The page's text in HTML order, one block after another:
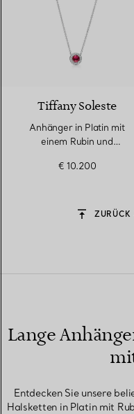
Tiffany Soleste
Anhänger in Platin mit
einem Rubin und
€ 10.200
Lange
Entdecken Sie unsere
Halsketten in Platin mit